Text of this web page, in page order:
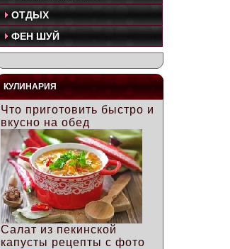
ОТДЫХ
ФЕН ШУЙ
КУЛИНАРИЯ
Что приготовить быстро и
вкусно на обед
Салат из пекинской
капусты рецепты с фото